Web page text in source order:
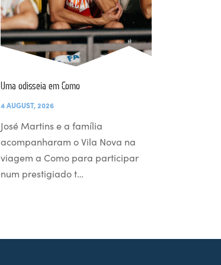
Uma odisseia em Como
4 AUGUST, 2026
José Martins e a família
acompanharam o Vila Nova na
viagem a Como para participar
num prestigiado t…